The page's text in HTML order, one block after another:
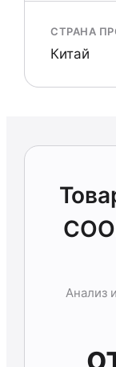
СТРАНА
Китай
Анализ